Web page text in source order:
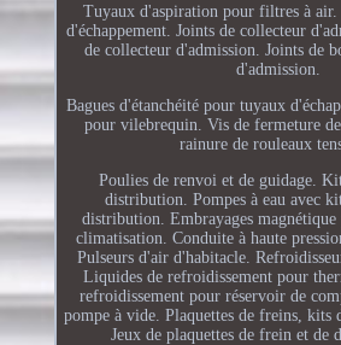
Tuyaux d'aspiration pour filtres à air.
d'échappement. Joints de collecteur
de collecteur d'admission. Joints de
d'admission.
Bagues d'étanchéité pour tuyaux
pour vilebrequin. Vis de fermeture
rainure de rouleaux
Poulies de renvoi et de guidage.
distribution. Pompes à eau avec
distribution. Embrayages magnétique
climatisation. Conduite à haute
Pulseurs d'air d'habitacle.
Liquides de refroidissement pour
refroidissement pour réservoir de
pompe à vide. Plaquettes de freins, kits
Jeux de plaquettes de frein et de